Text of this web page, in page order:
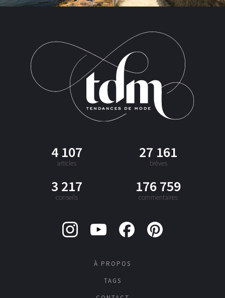
4 107
articles
27 161
brèves
3 217
conseils
176 759
commentaires
À PROPOS
TAGS